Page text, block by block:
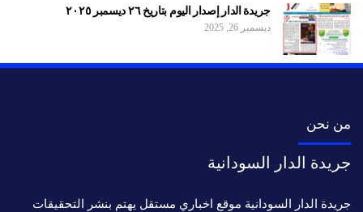
جريدة الدار إصدار اليوم بتاريخ ٢٦ ديسمبر ٢٠٢٥
ديسمبر 26, 2025
من نحن
جريدة الدار السودانية
جريدة الدار السودانية موقع اخباري مستقل يهتم بنشر التحقيقات